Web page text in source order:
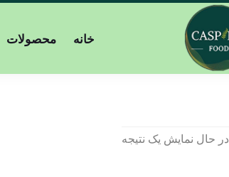
خانه محصولات
در حال نمایش یک نتیجه